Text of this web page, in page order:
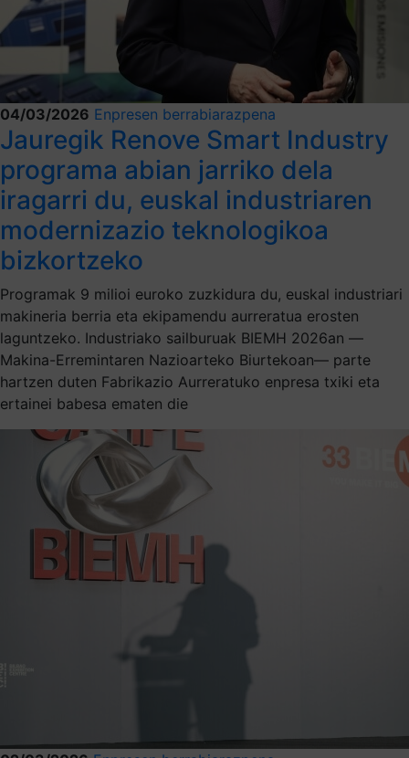
04/03/2026 Enpresen berrabiarazpena
Jauregik Renove Smart Industry
programa abian jarriko dela
iragarri du, euskal industriaren
modernizazio teknologikoa
bizkortzeko
Programak 9 milioi euroko zuzkidura du, euskal industriari
makineria berria eta ekipamendu aurreratua erosten
laguntzeko. Industriako sailburuak BIEMH 2026an —
Makina-Erremintaren Nazioarteko Biurtekoan— parte
hartzen duten Fabrikazio Aurreratuko enpresa txiki eta
ertainei babesa ematen die